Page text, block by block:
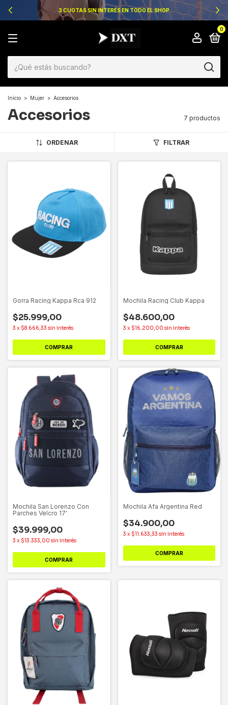
3 CUOTAS SIN INTERÉS EN TODO EL SHOP
0
Inicio > Mujer > Accesorios
Accesorios 7 productos
ORDENAR FILTRAR
Gorra Racing Kappa Rca 912
$25.999,00
3 x $8.666,33 sin interés
COMPRAR
Mochila Racing Club Kappa
$48.600,00
3 x $16.200,00 sin interés
COMPRAR
Mochila San Lorenzo Con
Parches Velcro 17'
$39.999,00
3 x $13.333,00 sin interés
COMPRAR
Mochila Afa Argentina Red
$34.900,00
3 x $11.633,33 sin interés
COMPRAR